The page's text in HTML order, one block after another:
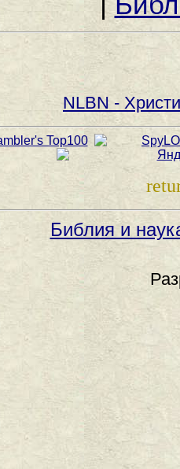
NLBN -
Библия и